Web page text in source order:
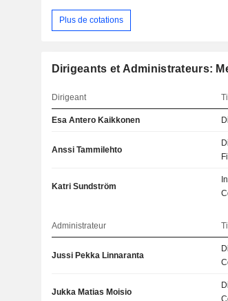
Plus de cotations
Dirigeants et Administrateurs:
Dirigeant
Esa Antero Kaikkonen
Anssi Tammilehto
Katri Sundström
Administrateur
Jussi Pekka Linnaranta
Jukka Matias Moisio